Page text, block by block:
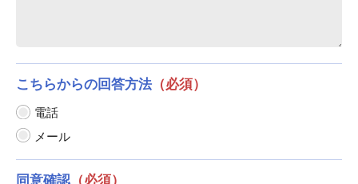
こちらからの回答方法 （必須）
電話
メール
同意確認 （必須）